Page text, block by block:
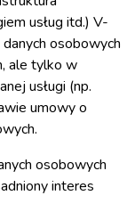
usług itd.) V-
osobowych
ale tylko w
usługi (np.
umowy o
osobowych
interes